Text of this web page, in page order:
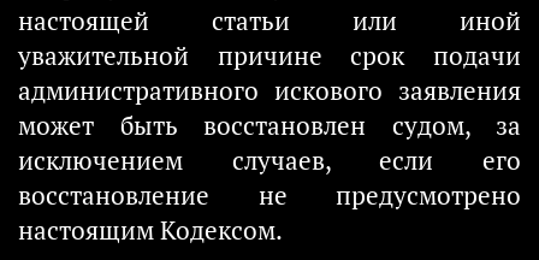
настоящей статьи или иной
уважительной причине срок подачи
административного искового заявления
может быть восстановлен судом, за
исключением случаев, если его
восстановление не предусмотрено
настоящим Кодексом.